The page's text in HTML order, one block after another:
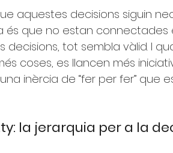
aquestes decisions siguin
és que no estan connectades
decisions, tot sembla vàlid. I
coses, es llancen més
inèrcia de “fer per fer” que
la jerarquia per a la